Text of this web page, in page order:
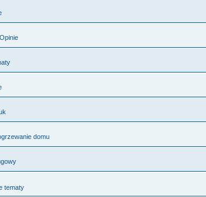
domu
tematy